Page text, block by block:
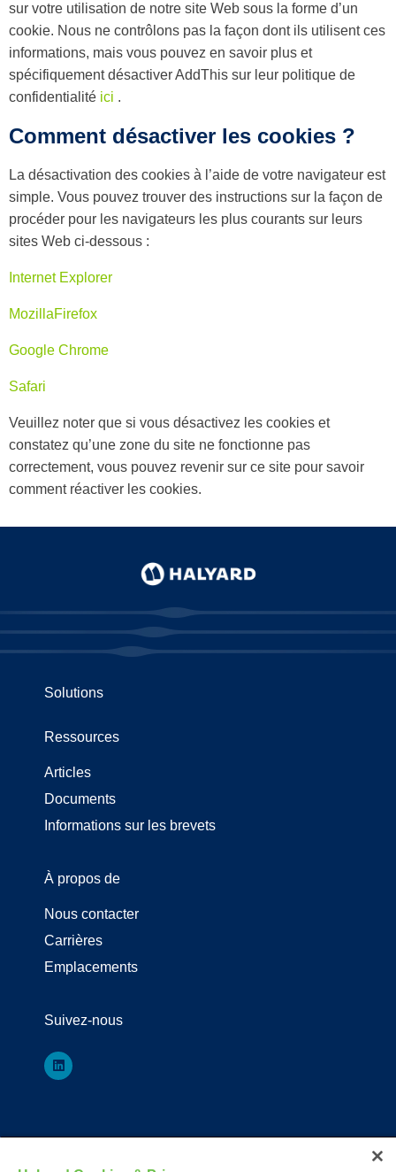
sur votre utilisation de notre site Web sous la forme d’un
cookie. Nous ne contrôlons pas la façon dont ils utilisent ces
informations, mais vous pouvez en savoir plus et
spécifiquement désactiver AddThis sur leur politique de
confidentialité ici .
Comment désactiver les cookies ?
La désactivation des cookies à l’aide de votre navigateur est
simple. Vous pouvez trouver des instructions sur la façon de
procéder pour les navigateurs les plus courants sur leurs
sites Web ci-dessous :
Internet Explorer
MozillaFirefox
Google Chrome
Safari
Veuillez noter que si vous désactivez les cookies et
constatez qu’une zone du site ne fonctionne pas
correctement, vous pouvez revenir sur ce site pour savoir
comment réactiver les cookies.
Solutions
Ressources
Articles
Documents
Informations sur les brevets
À propos de
Nous contacter
Carrières
Emplacements
Suivez-nous